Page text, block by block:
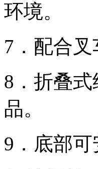
环境。
7．配合
8．折叠
品。
9．底部